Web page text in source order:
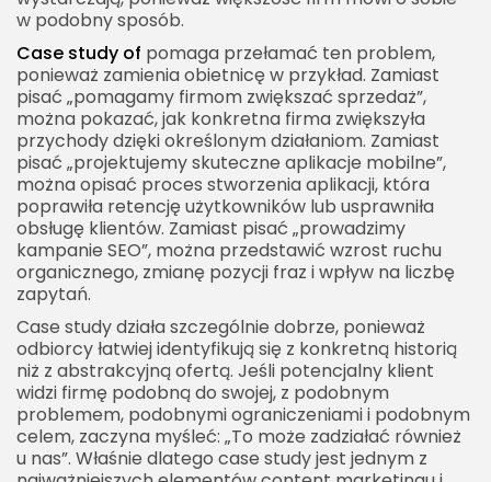
w podobny sposób.
Case study of pomaga przełamać ten problem,
ponieważ zamienia obietnicę w przykład. Zamiast
pisać „pomagamy firmom zwiększać sprzedaż”,
można pokazać, jak konkretna firma zwiększyła
przychody dzięki określonym działaniom. Zamiast
pisać „projektujemy skuteczne aplikacje mobilne”,
można opisać proces stworzenia aplikacji, która
poprawiła retencję użytkowników lub usprawniła
obsługę klientów. Zamiast pisać „prowadzimy
kampanie SEO”, można przedstawić wzrost ruchu
organicznego, zmianę pozycji fraz i wpływ na liczbę
zapytań.
Case study działa szczególnie dobrze, ponieważ
odbiorcy łatwiej identyfikują się z konkretną historią
niż z abstrakcyjną ofertą. Jeśli potencjalny klient
widzi firmę podobną do swojej, z podobnym
problemem, podobnymi ograniczeniami i podobnym
celem, zaczyna myśleć: „To może zadziałać również
u nas”. Właśnie dlatego case study jest jednym z
Góra lejka
Środek lejka
Dół lejka
Jak dobrać temat case study
Wybierz projekt z jasnym problemem
Wybierz projekt podobny do klientów, których
chcesz pozyskać
Wybierz projekt z ciekawą lekcją
Jak uzyskać zgodę klienta na case study
Rozmawiaj o case study już na etapie
współpracy
Zaproponuj autoryzację
Pokaż korzyść dla klienta
Anonimowe case study of